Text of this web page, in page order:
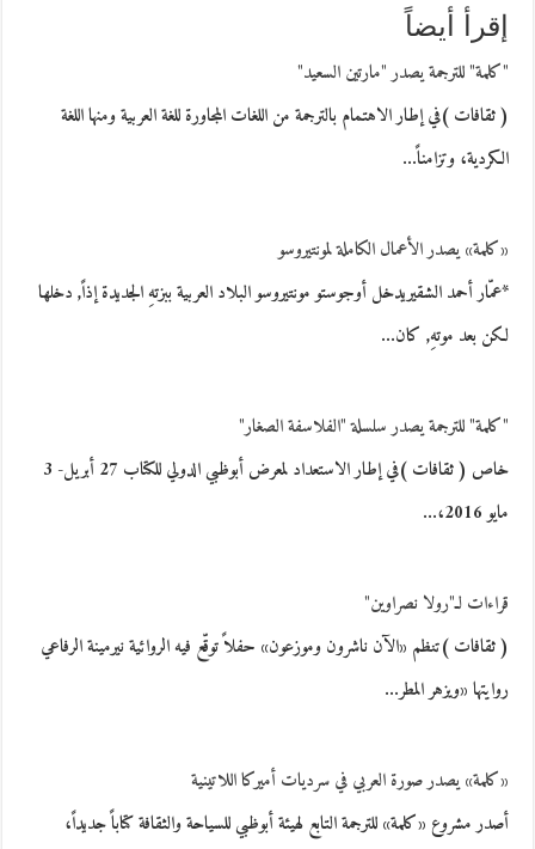
إقرأ أيضاً
"كلمة" للترجمة يصدر "مارتين السعيد"
( ثقافات )في إطار الاهتمام بالترجمة من اللغات المجاورة للغة العربية ومنها اللغة
الكردية، وتزامناً…
«كلمة» يصدر الأعمال الكاملة لمونتيروسو
*عمّار أحمد الشقيريدخل أوجوستو مونتيروسو البلاد العربية ببزتهِ الجديدة إذاً, دخلها
لكن بعد موتهِ, كان…
"كلمة" للترجمة يصدر سلسلة "الفلاسفة الصغار"
خاص ( ثقافات )في إطار الاستعداد لمعرض أبوظبي الدولي للكتاب 27 أبريل- 3
مايو 2016،…
قراءات لـ"رولا نصراوين"
( ثقافات )تنظم «الآن ناشرون وموزعون» حفلاً توقّع فيه الروائية نيرمينة الرفاعي
روايتها «ويزهر المطر…
«كلمة» يصدر صورة العربي في سرديات أميركا اللاتينية
أصدر مشروع «كلمة» للترجمة التابع لهيئة أبوظبي للسياحة والثقافة كتاباً جديداً،